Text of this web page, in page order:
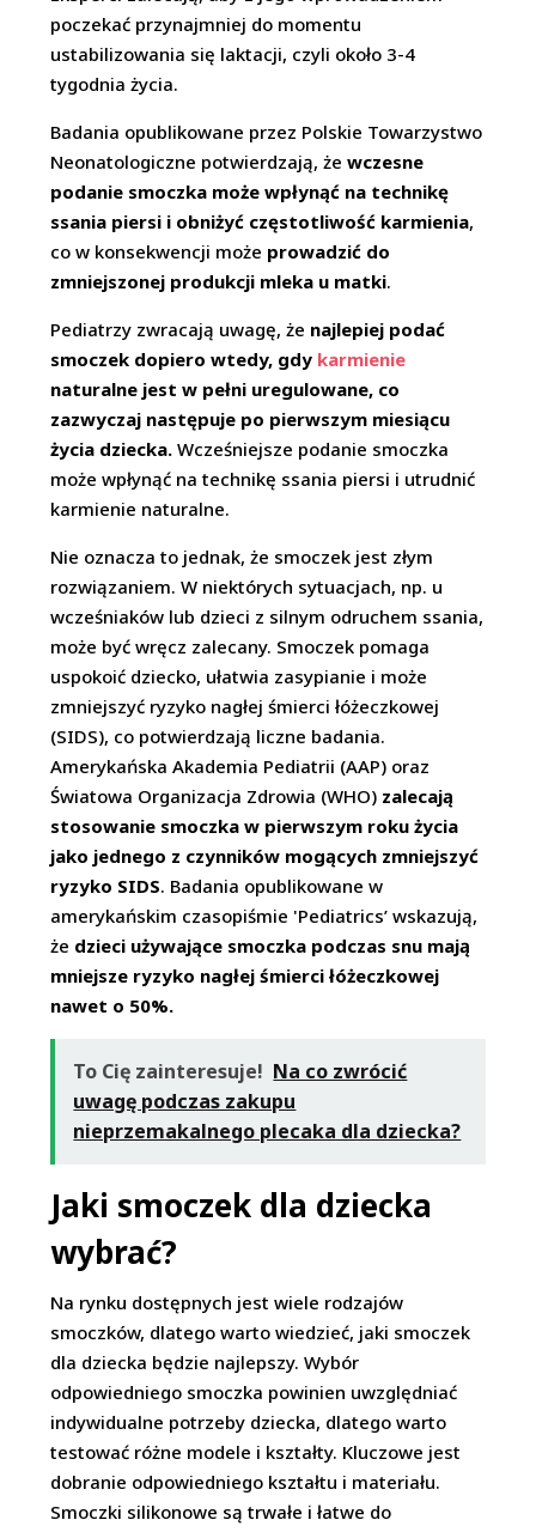
poczekać przynajmniej do momentu
ustabilizowania się laktacji, czyli około 3-4
tygodnia życia.
Badania opublikowane przez Polskie Towarzystwo
Neonatologiczne potwierdzają, żewczesne
podanie smoczka może wpłynąć na technikę
ssania piersi i obniżyć częstotliwość karmienia,
co w konsekwencji może prowadzić do
zmniejszonej produkcji mleka u matki.
Pediatrzy zwracają uwagę, że najlepiej podać
smoczek dopiero wtedy, gdy karmienie
naturalne jest w pełni uregulowane, co
zazwyczaj następuje po pierwszym miesiącu
życia dziecka. Wcześniejsze podanie smoczka
może wpłynąć na technikę ssania piersi i utrudnić
karmienie naturalne.
Nie oznacza to jednak, że smoczek jest złym
rozwiązaniem. W niektórych sytuacjach, np. u
wcześniaków lub dzieci z silnym odruchem ssania,
może być wręcz zalecany. Smoczek pomaga
uspokoić dziecko, ułatwia zasypianie i może
zmniejszyć ryzyko nagłej śmierci łóżeczkowej
(SIDS), co potwierdzają liczne badania.
Amerykańska Akademia Pediatrii (AAP) oraz
Światowa Organizacja Zdrowia (WHO) zalecają
stosowanie smoczka w pierwszym roku życia
jako jednego z czynników mogących zmniejszyć
ryzyko SIDS. Badania opublikowane w
amerykańskim czasopiśmie 'Pediatrics’ wskazują,
że dzieci używające smoczka podczas snu mają
mniejsze ryzyko nagłej śmierci łóżeczkowej
nawet o 50%.
To Cię zainteresuje! Na co zwrócić
uwagę podczas zakupu
nieprzemakalnego plecaka dla dziecka?
Jaki smoczek dla dziecka
wybrać?
Na rynku dostępnych jest wiele rodzajów
smoczków, dlatego warto wiedzieć, jaki smoczek
dla dziecka będzie najlepszy. Wybór
odpowiedniego smoczka powinien uwzględniać
indywidualne potrzeby dziecka, dlatego warto
testować różne modele i kształty. Kluczowe jest
dobranie odpowiedniego kształtu i materiału.
Smoczki silikonowe są trwałe i łatwe do